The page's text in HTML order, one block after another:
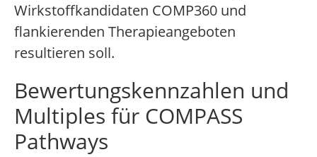
Wirkstoffkandidaten COMP360 und
flankierenden Therapieangeboten
resultieren soll.
Bewertungskennzahlen und
Multiples für COMPASS
Pathways